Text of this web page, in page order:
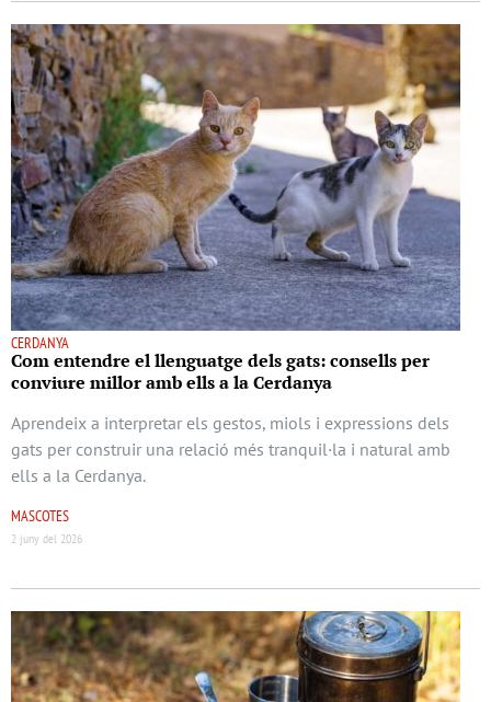
CERDANYA
Com entendre el llenguatge dels gats: consells per
conviure millor amb ells a la Cerdanya
Aprendeix a interpretar els gestos, miols i expressions dels
gats per construir una relació més tranquil·la i natural amb
ells a la Cerdanya.
MASCOTES
2 juny del 2026